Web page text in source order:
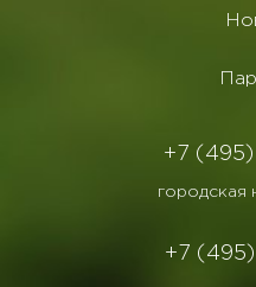
+7
городская
+7